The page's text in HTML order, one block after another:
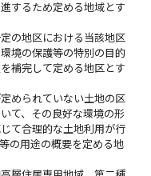
するため定める地域とす
の地区における当該地区
境の保護等の特別の目的
補完して定める地区とす
められていない土地の区
て、その良好な環境の形
て合理的な土地利用が行
の用途の概要を定める地